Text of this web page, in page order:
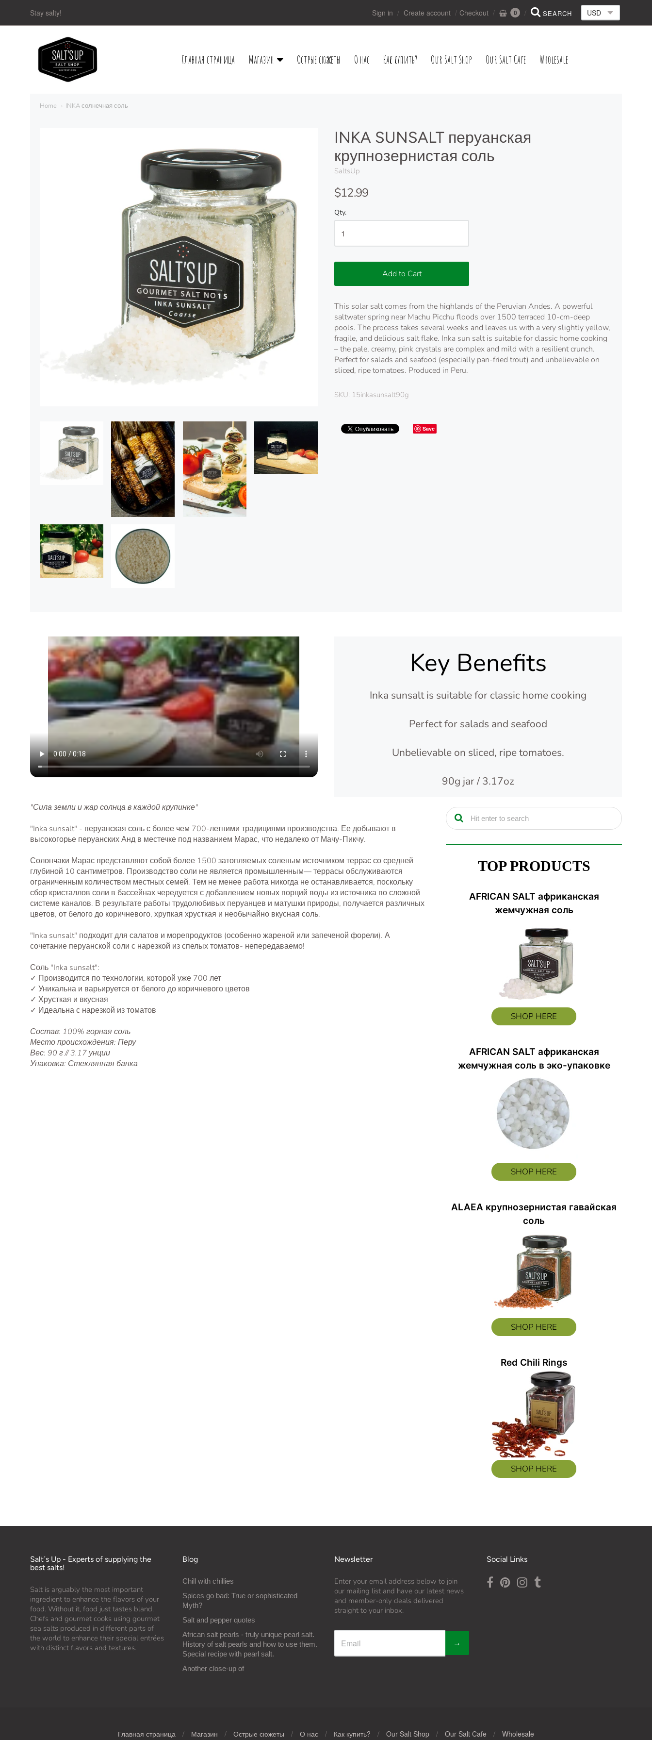
Stay salty! Sign in Create account Checkout 0
Главная страница Магазин Острые сюжеты О нас Как купить? Our Salt Shop Our Salt Cafe Wholesale
Home INKA солнечная соль
INKA SUNSALT перуанская
крупнозернистая соль
SaltsUp
$12.99
Qty.
Add to Cart
This solar salt comes from the highlands of the Peruvian Andes. A powerful
saltwater spring near Machu Picchu floods over 1500 terraced 10-cm-deep
pools. The process takes several weeks and leaves us with a very slightly yellow,
fragile, and delicious salt flake. Inka sun salt is suitable for classic home cooking
– the pale, creamy, pink crystals are complex and mild with a resilient crunch.
Perfect for salads and seafood (especially pan-fried trout) and unbelievable on
sliced, ripe tomatoes. Produced in Peru.
SKU: 15inkasunsalt90g
Save
Key Benefits
Inka sunsalt is suitable for classic home cooking
Perfect for salads and seafood
Unbelievable on sliced, ripe tomatoes.
90g jar / 3.17oz
TOP PRODUCTS
AFRICAN SALT африканская
жемчужная соль
SHOP HERE
AFRICAN SALT африканская
жемчужная соль в эко-упаковке
SHOP HERE
ALAEA крупнозернистая гавайская
соль
SHOP HERE
Red Chili Rings
SHOP HERE
"Сила земли и жар солнца в каждой крупинке"
"Inka sunsalt" - перуанская соль с более чем 700-летними традициями производства. Ее добывают в
высокогорье перуанских Анд в местечке под названием Марас, что недалеко от Мачу-Пикчу.
Солончаки Марас представляют собой более 1500 затопляемых соленым источником террас со средней
глубиной 10 сантиметров. Производство соли не является промышленным— террасы обслуживаются
ограниченным количеством местных семей. Тем не менее работа никогда не останавливается, поскольку
сбор кристаллов соли в бассейнах чередуется с добавлением новых порций воды из источника по сложной
системе каналов. В результате работы трудолюбивых перуанцев и матушки природы, получается различных
цветов, от белого до коричневого, хрупкая хрусткая и необычайно вкусная соль.
"Inka sunsalt" подходит для салатов и морепродуктов (особенно жареной или запеченой форели). А
сочетание перуанской соли с нарезкой из спелых томатов- непередаваемо!
Соль "Inka sunsalt":
✓ Производится по технологии, которой уже 700 лет
✓ Уникальна и варьируется от белого до коричневого цветов
✓ Хрусткая и вкусная
✓ Идеальна с нарезкой из томатов
Состав: 100% горная соль
Место происхождения: Перу
Вес: 90 г // 3.17 унции
Упаковка: Стеклянная банка
Salt´s Up - Experts of supplying the
best salts!
Salt is arguably the most important
ingredient to enhance the flavors of your
food. Without it, food just tastes bland.
Chefs and gourmet cooks using gourmet
sea salts produced in different parts of
the world to enhance their special entrées
with distinct flavors and textures.
Blog
Chill with chillies
Spices go bad: True or sophisticated
Myth?
Salt and pepper quotes
African salt pearls - truly unique pearl salt.
History of salt pearls and how to use them.
Special recipe with pearl salt.
Another close-up of
Newsletter
Enter your email address below to join
our mailing list and have our latest news
and member-only deals delivered
straight to your inbox.
→
Social Links
Главная страница / Магазин / Острые сюжеты / О нас / Как купить? / Our Salt Shop / Our Salt Cafe / Wholesale